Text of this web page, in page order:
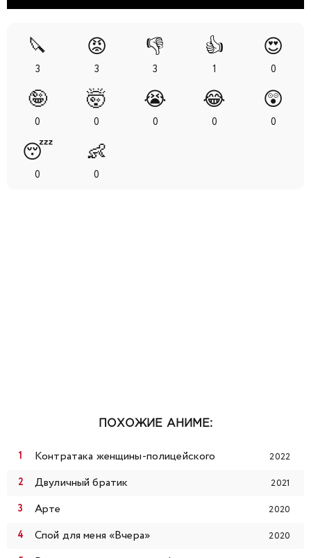
🔪
3
😡
3
👎
3
👍
1
😍
0
🤪
0
🤯
0
😭
0
😂
0
😲
0
😴
0
👶
0
ПОХОЖИЕ АНИМЕ:
Контратака женщины-полицейского 2022
Двуличный братик 2021
Арте 2020
Спой для меня «Вчера» 2020